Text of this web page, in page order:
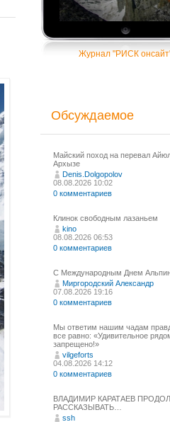
Журнал "РИСК
Обсуждаемое
Майский поход на перевал
Архызе
Denis.Dolgopolov
08.08.2026 10:02
0 комментариев
Клинок свободным лазаньем
kino
08.08.2026 06:53
0 комментариев
С Международным Днем
Миргородский Александр
07.08.2026 19:16
0 комментариев
Мы ответим нашим чадам
все равно: «Удивительное
запрещено!»
vilgeforts
04.08.2026 14:12
0 комментариев
ВЛАДИМИР КАРАТАЕВ
РАССКАЗЫВАТЬ…
ssh